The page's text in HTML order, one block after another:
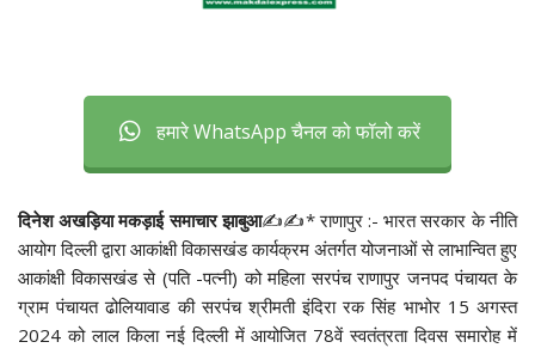
हमारे WhatsApp चैनल को फॉलो करें
दिनेश अखड़िया मकड़ाई समाचार झाबुआ✍️✍️* राणापुर :- भारत सरकार के नीति
आयोग दिल्ली द्वारा आकांक्षी विकासखंड कार्यक्रम अंतर्गत योजनाओं से लाभान्वित हुए
आकांक्षी विकासखंड से (पति -पत्नी) को महिला सरपंच राणापुर जनपद पंचायत के
ग्राम पंचायत ढोलियावाड की सरपंच श्रीमती इंदिरा रक सिंह भाभोर 15 अगस्त
2024 को लाल किला नई दिल्ली में आयोजित 78वें स्वतंत्रता दिवस समारोह में